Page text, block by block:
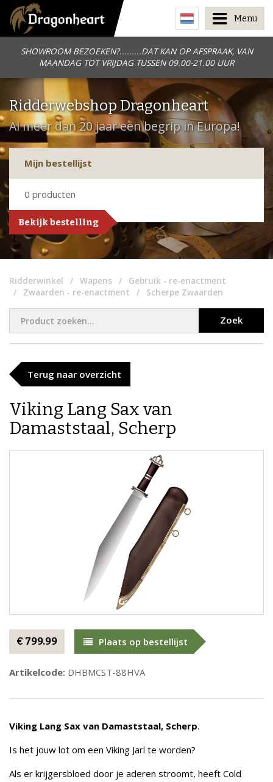
SHOWROOM BEZOEKEN?.........DAT KAN OP AFSPRAAK, VAN
MAANDAG TOT VRIJDAG TUSSEN 09.00-21.00 UUR
Menu
Ridderwebshop Dragonheart
Al meer dan 20 jaar een begrip in Europa!
Mijn bestellijst
0 producten
Bekijk bestelling
Ridderwinkel Wapens
Gebruik - re-enactment
Zwaarden - re-enactment
Scherpe Zwaarden
Zoek
Terug naar overzicht
Viking Lang Sax van
Damaststaal, Scherp
€ 799.99 Plaats op bestellijst
Artikelcode: DHBMCST-88HVA
Viking Lang Sax van Damaststaal, Scherp.
Is het jouw lot om een Viking Jarl te worden?
Als er krijgersbloed door je aderen stroomt, heeft Cold